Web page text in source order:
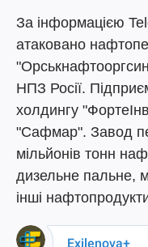
За інформацією
атаковано
НПЗ Росії.
холдингу
"Сафмар". Завод
мільйонів тонн
дизельне пальне,
інші